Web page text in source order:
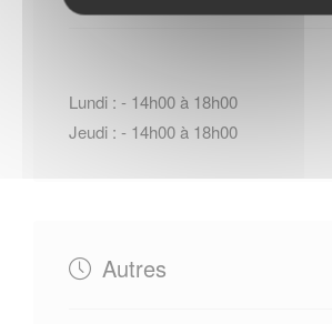
Lundi : - 14h00 à 18h00
Jeudi : - 14h00 à 18h00
Autres